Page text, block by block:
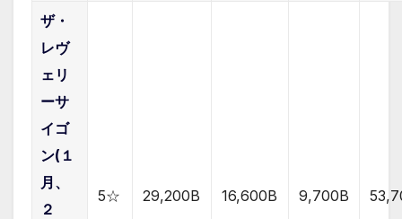
ザ・
レヴ
ェリ
ーサ
イゴ
ン(１
月、
２
5☆ 29,200B 16,600B 9,700B